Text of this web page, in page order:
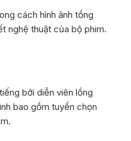
cách hình ảnh tổng
nghệ thuật của bộ phim.
bởi diễn viên lồng
bao gồm tuyển chọn